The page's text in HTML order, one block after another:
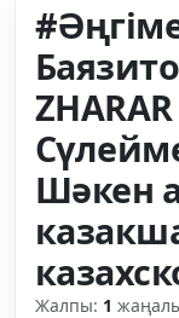
Шәкен
Жалпы: 1